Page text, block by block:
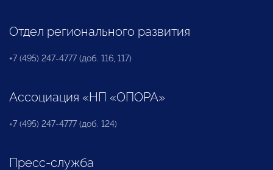
Отдел регионального развития
+7 (495) 247-4777 (доб. 116, 117)
Ассоциация «НП «ОПОРА»
+7 (495) 247-4777 (доб. 124)
Пресс-служба